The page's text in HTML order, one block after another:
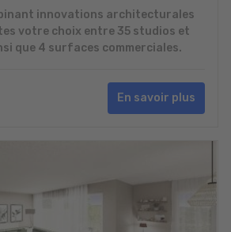
innovations architecturales
votre choix entre 35 studios et
que 4 surfaces commerciales.
En savoir plus